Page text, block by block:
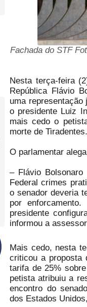
Fachada do STF
Nesta terça-feira
República Flávio
uma representação
o presidente Luiz
mais cedo o
morte de Tiradentes.
O parlamentar
– Flávio Bolsonaro
Federal crimes
o senador deveria
por
presidente
informou a
Mais cedo, nesta
criticou a proposta
tarifa de 25%
petista atribuiu a
encontro do
dos Estados